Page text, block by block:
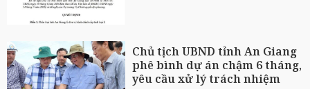
Chủ tịch UBND tỉnh An Giang
phê bình dự án chậm 6 tháng,
yêu cầu xử lý trách nhiệm